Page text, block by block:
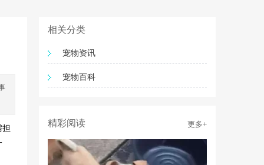
相关分类
宠物资讯
宠物百科
精彩阅读 更多+